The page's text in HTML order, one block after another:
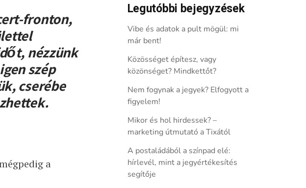
Grace, Scooter, Dropkick Murphys és még
fronton,
nézzünk
szép
cserébe
a
Legutóbbi bejegyzések
Vibe és adatok a pult mögül: mi
már bent!
Közösséget építesz, vagy
közönséget? Mindkettőt?
Nem fogynak a jegyek? Elfogyott a
figyelem!
Mikor és hol hirdessek? –
marketing útmutató a Tixától
A postaládából a színpad elé:
hírlevél, mint a jegyértékesítés
segítője